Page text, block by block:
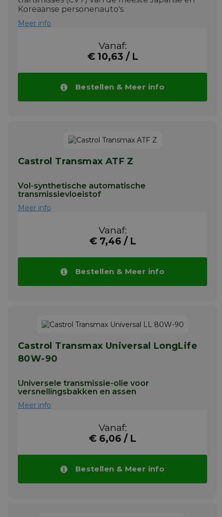
Koreaanse personenauto's.
Meer info
Vanaf:
€ 10,63 / L
Bestellen & Meer info
Castrol Transmax ATF Z
Vol-synthetische automatische
transmissievloeistof
Meer info
Vanaf:
€ 7,46 / L
Bestellen & Meer info
Castrol Transmax Universal LongLife
80W-90
Universele transmissie-olie voor
versnellingsbakken en assen
Meer info
Vanaf:
€ 6,06 / L
Bestellen & Meer info